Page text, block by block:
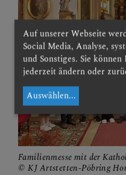
Familienmesse mit der
KJ Artstetten-Pöbring
Auf unserer Webseite
Social Media, Analyse,
und Sonstiges. Sie
jederzeit ändern oder
Auswählen...